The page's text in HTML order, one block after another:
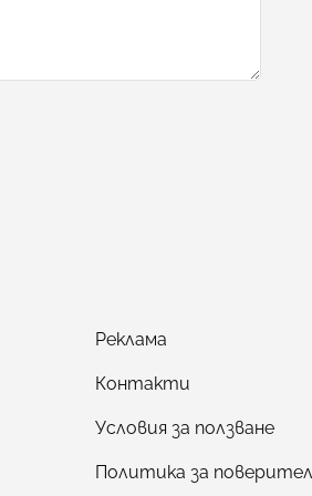
Реклама
Контакти
Условия за ползване
Политика за